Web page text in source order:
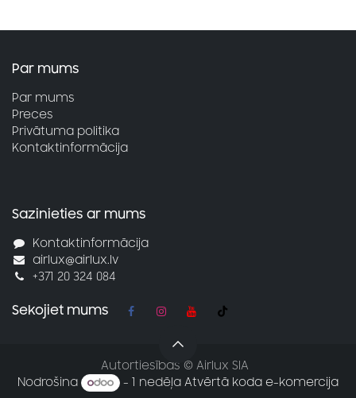
Par mums
Par mums
Preces
Privātuma politika
Kontaktinformācija
Sazinieties ar mums
Kontaktinformācija
airlux@airlux.lv
+371 20 324 084
Sekojiet mums
Autortiesības © Airlux SIA
Nodrošina
- 1 nedēļa Atvērtā koda e-komercija